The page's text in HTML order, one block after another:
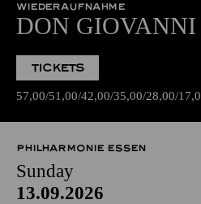
WIEDERAUFNAHME
DON GIOVANNI
TICKETS
57,00 51,00 42,00 35,00 28,00
PHILHARMONIE ESSEN
Sunday
13.09.2026